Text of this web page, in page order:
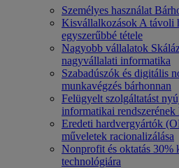
Személyes használat
Kisvállalkozások A távoli
egyszerűbbé tétele
Nagyobb vállalatok
nagyvállalati informatika
Szabadúszók és digitális
munkavégzés bárhonnan
Felügyelt szolgáltatást
informatikai rendszerének
Eredeti hardvergyártók
műveletek racionalizálása
Nonprofit és oktatás 30%
technológiára